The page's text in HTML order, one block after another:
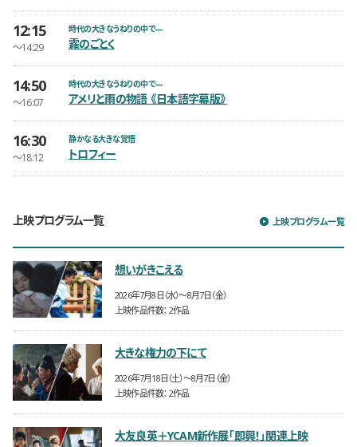
開催日時
12:15
〜14:29
時代の大きなうねりの中で—
霧のごとく
開催日時
14:50
〜16:07
時代の大きなうねりの中で—
アメリと雨の物語 《日本語字幕版》
開催日時
16:30
〜18:12
静かなる大きな覚悟
トロフィー
上映プログラム一覧 上映プログラム一覧
想いがきこえる
開催日時
2026年7月8日（水）〜8月7日（金）
上映作品件数 2作品
大きな権力の下にて
開催日時
2026年7月18日（土）〜8月7日（金）
上映作品件数 2作品
大友良英＋YCAM新作展「即興！」関連上映